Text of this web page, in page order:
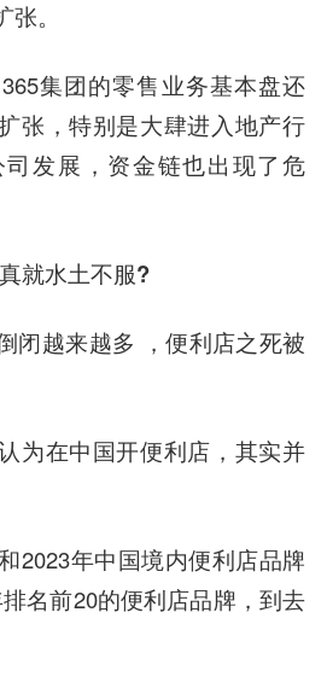
。
集团的零售业务基本盘还
张，特别是大肆进入地产行
发展，资金链也出现了危
就水土不服?
闭越来越多 ，便利店之死被
认为在中国开便利店，其实并
2023年中国境内便利店品牌
名前20的便利店品牌，到去